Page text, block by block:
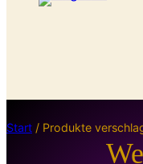
Start / Produkte